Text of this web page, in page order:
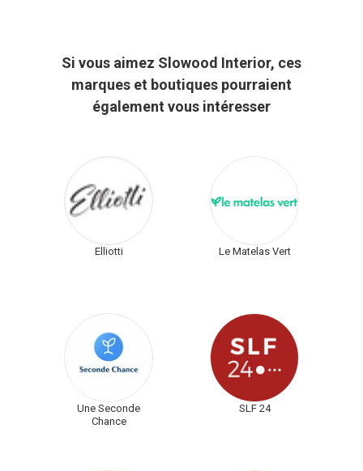
Si vous aimez Slowood Interior, ces
marques et boutiques pourraient
également vous intéresser
Elliotti Le Matelas Vert
Une Seconde
Chance
SLF 24